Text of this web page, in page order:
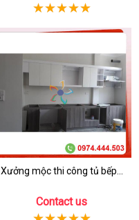
Xưởng mộc thi công tủ bếp...
Contact us